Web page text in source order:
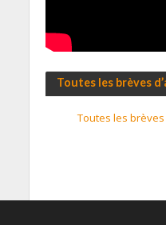
Toutes les brèves
Toutes les brèves